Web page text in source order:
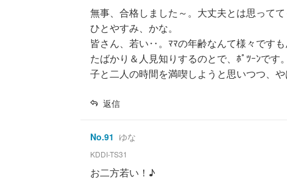
無事、合格しました～。大丈夫とは思って
ひとやすみ、かな。
皆さん、若い‥。ﾏﾏの年齢なんて様々です
たばかり＆人見知りするのとで、ﾎﾟﾂｰﾝで
子と二人の時間を満喫しようと思いつつ、
返信
No.91 ゆな
KDDI-TS31
お二方若い！♪